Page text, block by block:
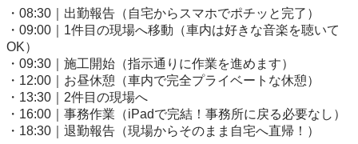
・08:30｜出勤報告（自宅からスマホでポチッと完了）
・09:00｜1件目の現場へ移動（車内は好きな音楽を聴いて
OK）
・09:30｜施工開始（指示通りに作業を進めます）
・12:00｜お昼休憩（車内で完全プライベートな休憩）
・13:30｜2件目の現場へ
・16:00｜事務作業（iPadで完結！事務所に戻る必要なし）
・18:30｜退勤報告（現場からそのまま自宅へ直帰！）